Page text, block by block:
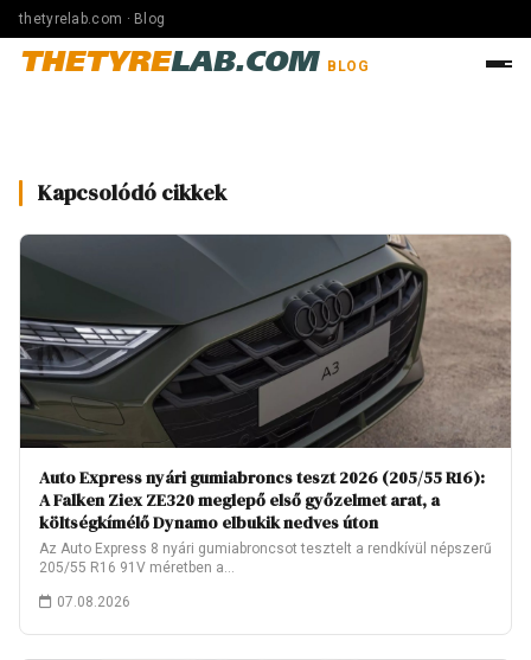
thetyrelab.com · Blog
THETYRELAB.COM BLOG
Kapcsolódó cikkek
Auto Express nyári gumiabroncs teszt 2026 (205/55 R16):
A Falken Ziex ZE320 meglepő első győzelmet arat, a
költségkímélő Dynamo elbukik nedves úton
Az Auto Express 8 nyári gumiabroncsot tesztelt a rendkívül népszerű
205/55 R16 91V méretben a…
07.08.2026